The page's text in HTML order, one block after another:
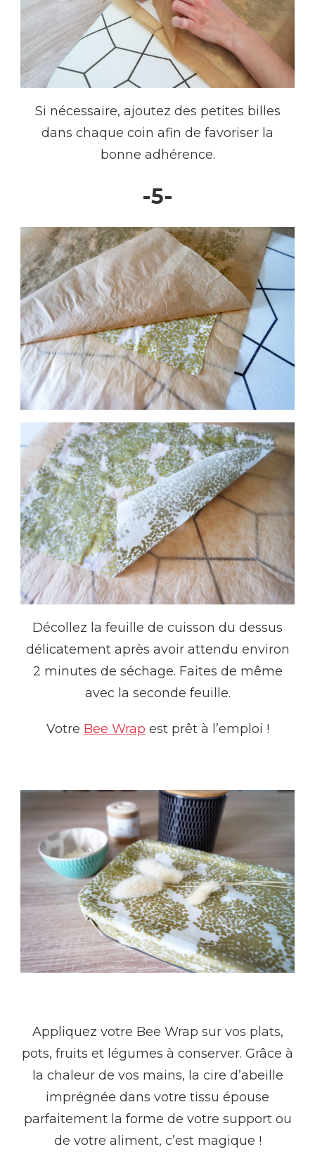
Si nécessaire, ajoutez des petites billes
dans chaque coin afin de favoriser la
bonne adhérence.
-5-
Décollez la feuille de cuisson du dessus
délicatement après avoir attendu environ
2 minutes de séchage. Faites de même
avec la seconde feuille.
Votre Bee Wrap est prêt à l’emploi !
Appliquez votre Bee Wrap sur vos plats,
pots, fruits et légumes à conserver. Grâce à
la chaleur de vos mains, la cire d’abeille
imprégnée dans votre tissu épouse
parfaitement la forme de votre support ou
de votre aliment, c’est magique !